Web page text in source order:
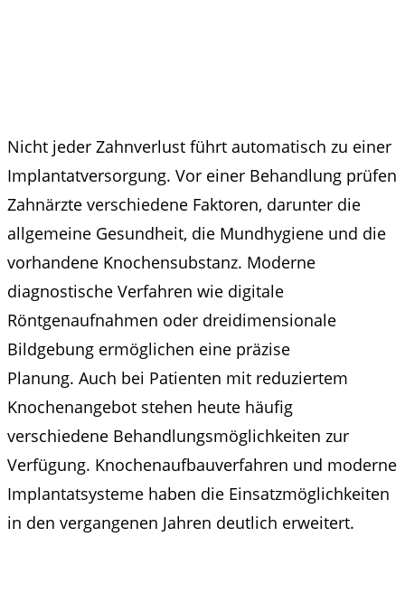
Nicht jeder Zahnverlust führt automatisch zu einer
Implantatversorgung. Vor einer Behandlung prüfen
Zahnärzte verschiedene Faktoren, darunter die
allgemeine Gesundheit, die Mundhygiene und die
vorhandene Knochensubstanz. Moderne
diagnostische Verfahren wie digitale
Röntgenaufnahmen oder dreidimensionale
Bildgebung ermöglichen eine präzise
Planung. Auch bei Patienten mit reduziertem
Knochenangebot stehen heute häufig
verschiedene Behandlungsmöglichkeiten zur
Verfügung. Knochenaufbauverfahren und moderne
Implantatsysteme haben die Einsatzmöglichkeiten
in den vergangenen Jahren deutlich erweitert.